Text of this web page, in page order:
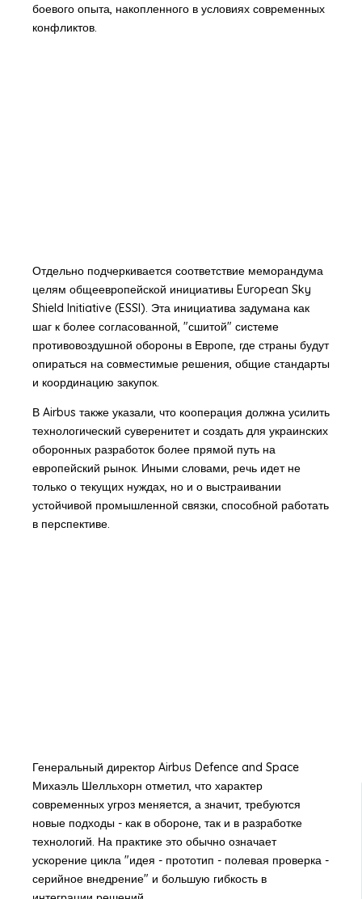
боевого опыта, накопленного в условиях современных
конфликтов.
Отдельно подчеркивается соответствие меморандума
целям общеевропейской инициативы European Sky
Shield Initiative (ESSI). Эта инициатива задумана как
шаг к более согласованной, "сшитой" системе
противовоздушной обороны в Европе, где страны будут
опираться на совместимые решения, общие стандарты
и координацию закупок.
В Airbus также указали, что кооперация должна усилить
технологический суверенитет и создать для украинских
оборонных разработок более прямой путь на
европейский рынок. Иными словами, речь идет не
только о текущих нуждах, но и о выстраивании
устойчивой промышленной связки, способной работать
в перспективе.
Генеральный директор Airbus Defence and Space
Михаэль Шелльхорн отметил, что характер
современных угроз меняется, а значит, требуются
новые подходы - как в обороне, так и в разработке
технологий. На практике это обычно означает
ускорение цикла "идея - прототип - полевая проверка -
серийное внедрение" и большую гибкость в